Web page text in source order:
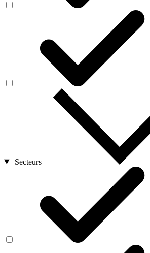
Secteurs